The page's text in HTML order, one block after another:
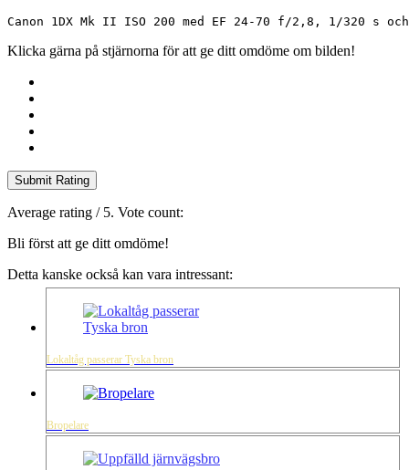
Canon 1DX Mk II ISO 200 med EF 24-70 f/2,8, 1/320 s
Klicka gärna på stjärnorna för att ge ditt omdöme om bilden!
Submit Rating
Average rating / 5. Vote count:
Bli först att ge ditt omdöme!
Detta kanske också kan vara intressant:
Lokaltåg passerar Tyska bron
Bropelare